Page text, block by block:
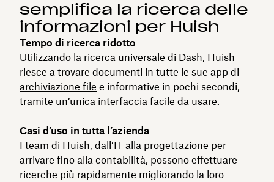
semplifica la ricerca delle
informazioni per Huish
Tempo di ricerca ridotto
Utilizzando la ricerca universale di Dash, Huish
riesce a trovare documenti in tutte le sue app di
archiviazione file e informative in pochi secondi,
tramite un’unica interfaccia facile da usare.
Casi d’uso in tutta l’azienda
I team di Huish, dall’IT alla progettazione per
arrivare fino alla contabilità, possono effettuare
ricerche più rapidamente migliorando la loro